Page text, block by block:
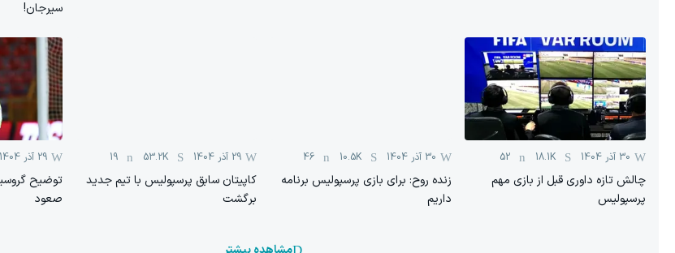
سیرجان!
30 آذر 1404 18.1K
52
چالش تازه داوری قبل از بازی مهم
پرسپولیس
30 آذر 1404 10.5K
46
زنده روح: برای بازی پرسپولیس برنامه
داریم
29 آذر 1404 53.2K
19
کاپیتان سابق پرسپولیس با تیم جدید
برگشت
29 آذر 1404
توضیح
صعود